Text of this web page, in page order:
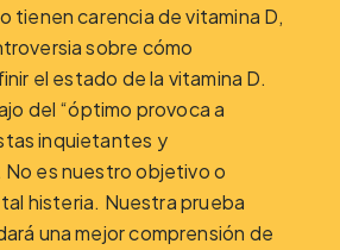
tienen carencia de vitamina D,
sobre cómo
el estado de la vitamina D.
del “óptimo provoca a
inquietantes y
es nuestro objetivo o
histeria. Nuestra prueba
una mejor comprensión de